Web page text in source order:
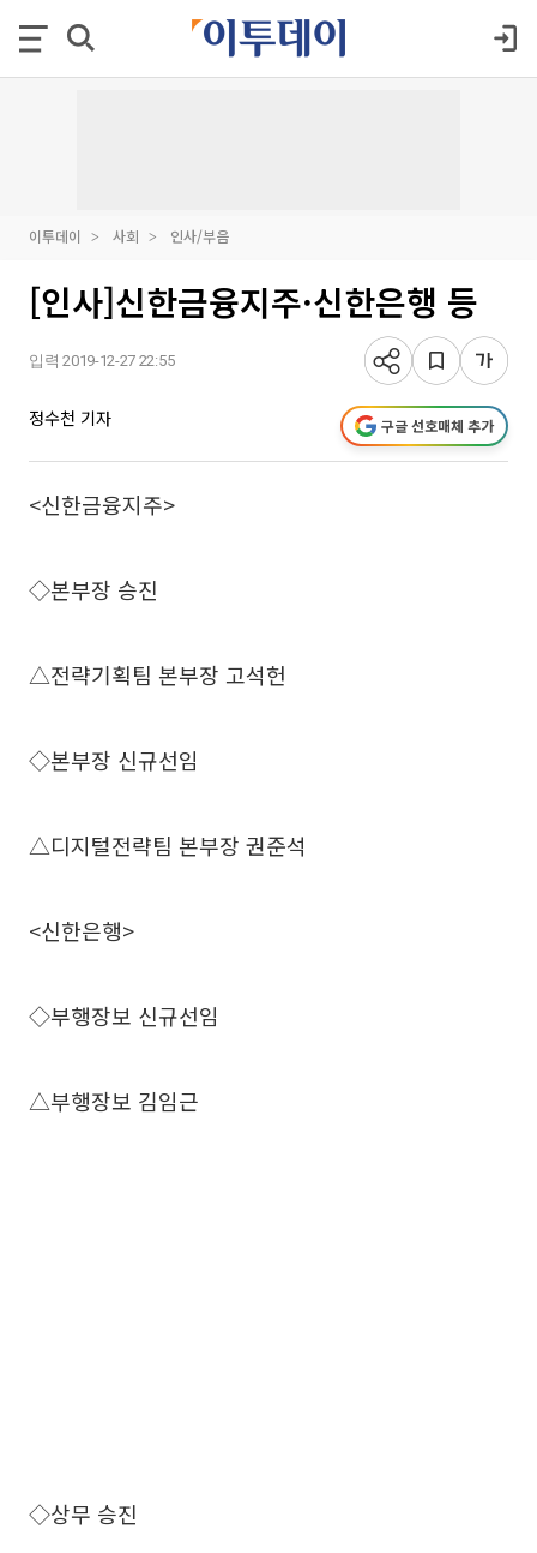
이투데이 사회 인사/부음
[인사]신한금융지주·신한은행 등
입력 2019-12-27 22:55
정수천 기자 구글 선호매체 추가
<신한금융지주>
◇본부장 승진
△전략기획팀 본부장 고석헌
◇본부장 신규선임
△디지털전략팀 본부장 권준석
<신한은행>
◇부행장보 신규선임
△부행장보 김임근
◇상무 승진